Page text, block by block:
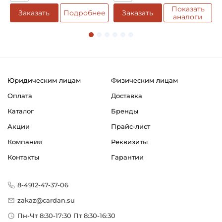
Чугун
Запасные части KABAT для сельхозтехники
Заказать Подробнее Заказать
Показать
аналоги
Юридическим лицам
Физическим лицам
Оплата
Доставка
Каталог
Бренды
Акции
Прайс-лист
Компания
Реквизиты
Контакты
Гарантии
8-4912-47-37-06
zakaz@cardan.su
Пн-Чт 8:30-17:30 Пт 8:30-16:30